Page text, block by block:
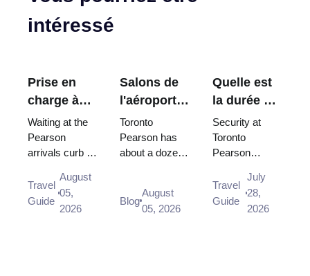
intéressé
Prise en
charge à
l'aéroport
Pearson de
Toronto :
où attendre
et quelle
porte
Waiting at the
Pearson
arrivals curb is
and there is no
designated
drop-off area
Travel
Guide
August
05,
2026
Salons de
l'aéroport
Pearson de
Toronto :
lequel
vous
réellement
Toronto
Pearson has
about a dozen
and destination
zone decide
Blog
August
05, 2026
Quelle est
la durée de
la sécurité
à Toronto
Pearson ?
Security at
Toronto
Pearson
in under 15
minutes, and
CATSA works
Travel
Guide
July
28,
2026